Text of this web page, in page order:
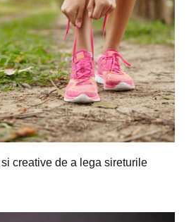
creative de a lega sireturile